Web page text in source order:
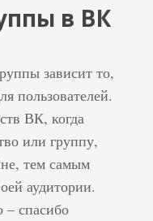
в ВК
зависит то,
пользователей.
ВК, когда
или группу,
тем самым
аудитории.
– спасибо